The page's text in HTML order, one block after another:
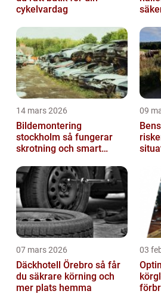
cykelvardag
14 mars 2026
Bildemontering
stockholm så fungerar
skrotning och smart
bildelar
09
07 mars 2026
Däckhotell Örebro så får
du säkrare körning och
mer plats hemma
03